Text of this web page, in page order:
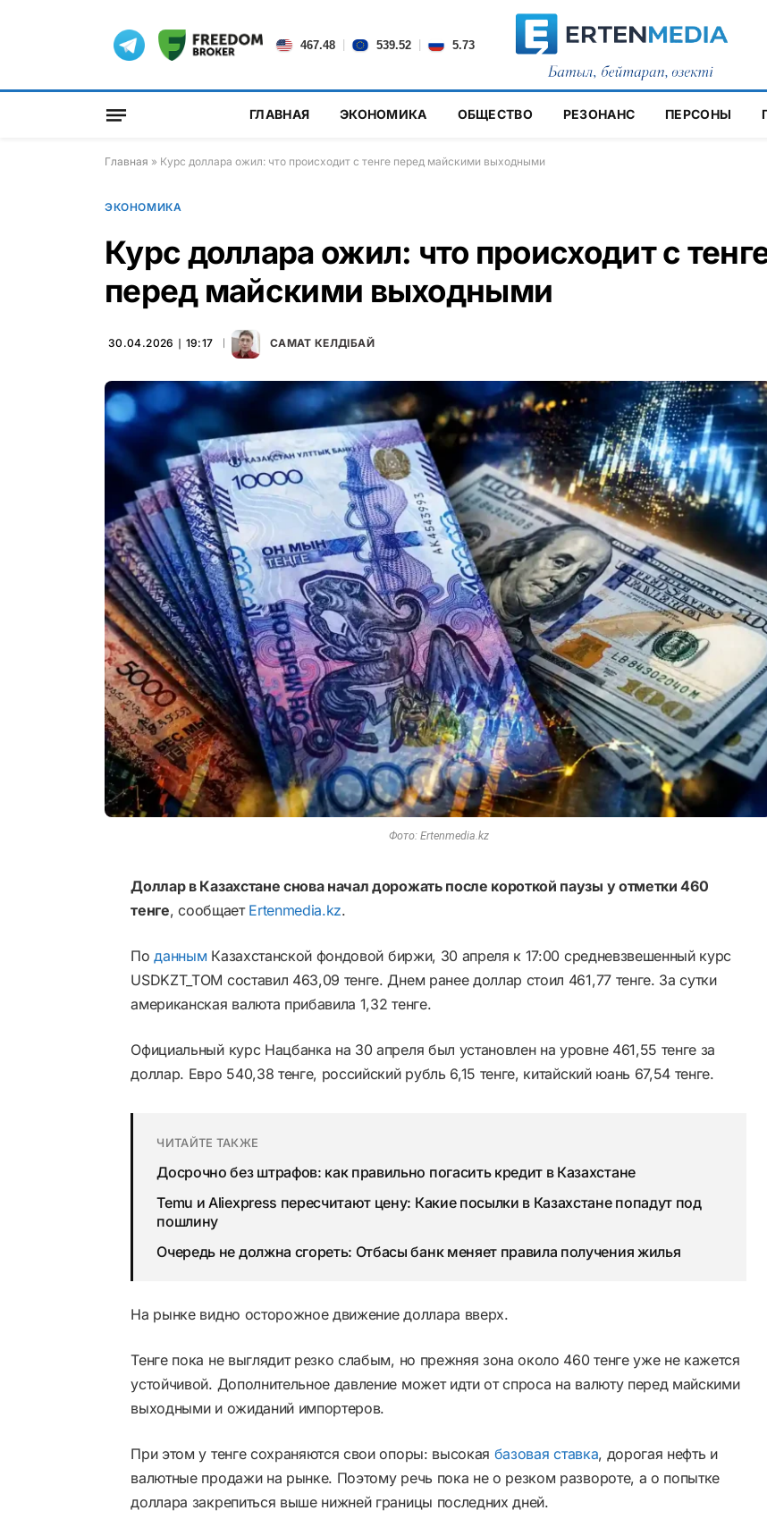
467.48 539.52 5.73
ГЛАВНАЯ ЭКОНОМИКА ОБЩЕСТВО РЕЗОНАНС ПЕРСОНЫ
Главная » Курс доллара ожил: что происходит с тенге перед майскими выходными
ЭКОНОМИКА
Курс доллара ожил: что происходит с
перед майскими выходными
30.04.2026 ∣ 19:17 САМАТ КЕЛДІБАЙ
Фото: Ertenmedia.kz
Доллар в Казахстане снова начал дорожать после короткой паузы у отметки 460
тенге, сообщает Ertenmedia.kz.
Поданным Казахстанской фондовой биржи, 30 апреля к 17:00 средневзвешенный курс
USDKZT_TOM составил 463,09 тенге. Днем ранее доллар стоил 461,77 тенге. За сутки
американская валюта прибавила 1,32 тенге.
Официальный курс Нацбанка на 30 апреля был установлен на уровне 461,55 тенге за
доллар. Евро 540,38 тенге, российский рубль 6,15 тенге, китайский юань 67,54 тенге.
ЧИТАЙТЕ ТАКЖЕ
Досрочно без штрафов: как правильно погасить кредит в Казахстане
Temu и Aliexpress пересчитают цену: Какие посылки в Казахстане попадут под
пошлину
Очередь не должна сгореть: Отбасы банк меняет правила получения жилья
На рынке видно осторожное движение доллара вверх.
Тенге пока не выглядит резко слабым, но прежняя зона около 460 тенге уже не кажется
устойчивой. Дополнительное давление может идти от спроса на валюту перед майскими
выходными и ожиданий импортеров.
При этом у тенге сохраняются свои опоры: высокая базовая ставка, дорогая нефть и
валютные продажи на рынке. Поэтому речь пока не о резком развороте, а о попытке
доллара закрепиться выше нижней границы последних дней.